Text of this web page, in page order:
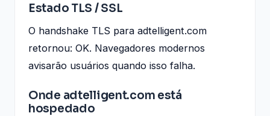
Estado TLS / SSL
O handshake TLS para adtelligent.com
retornou: OK. Navegadores modernos
avisarão usuários quando isso falha.
Onde adtelligent.com está
hospedado